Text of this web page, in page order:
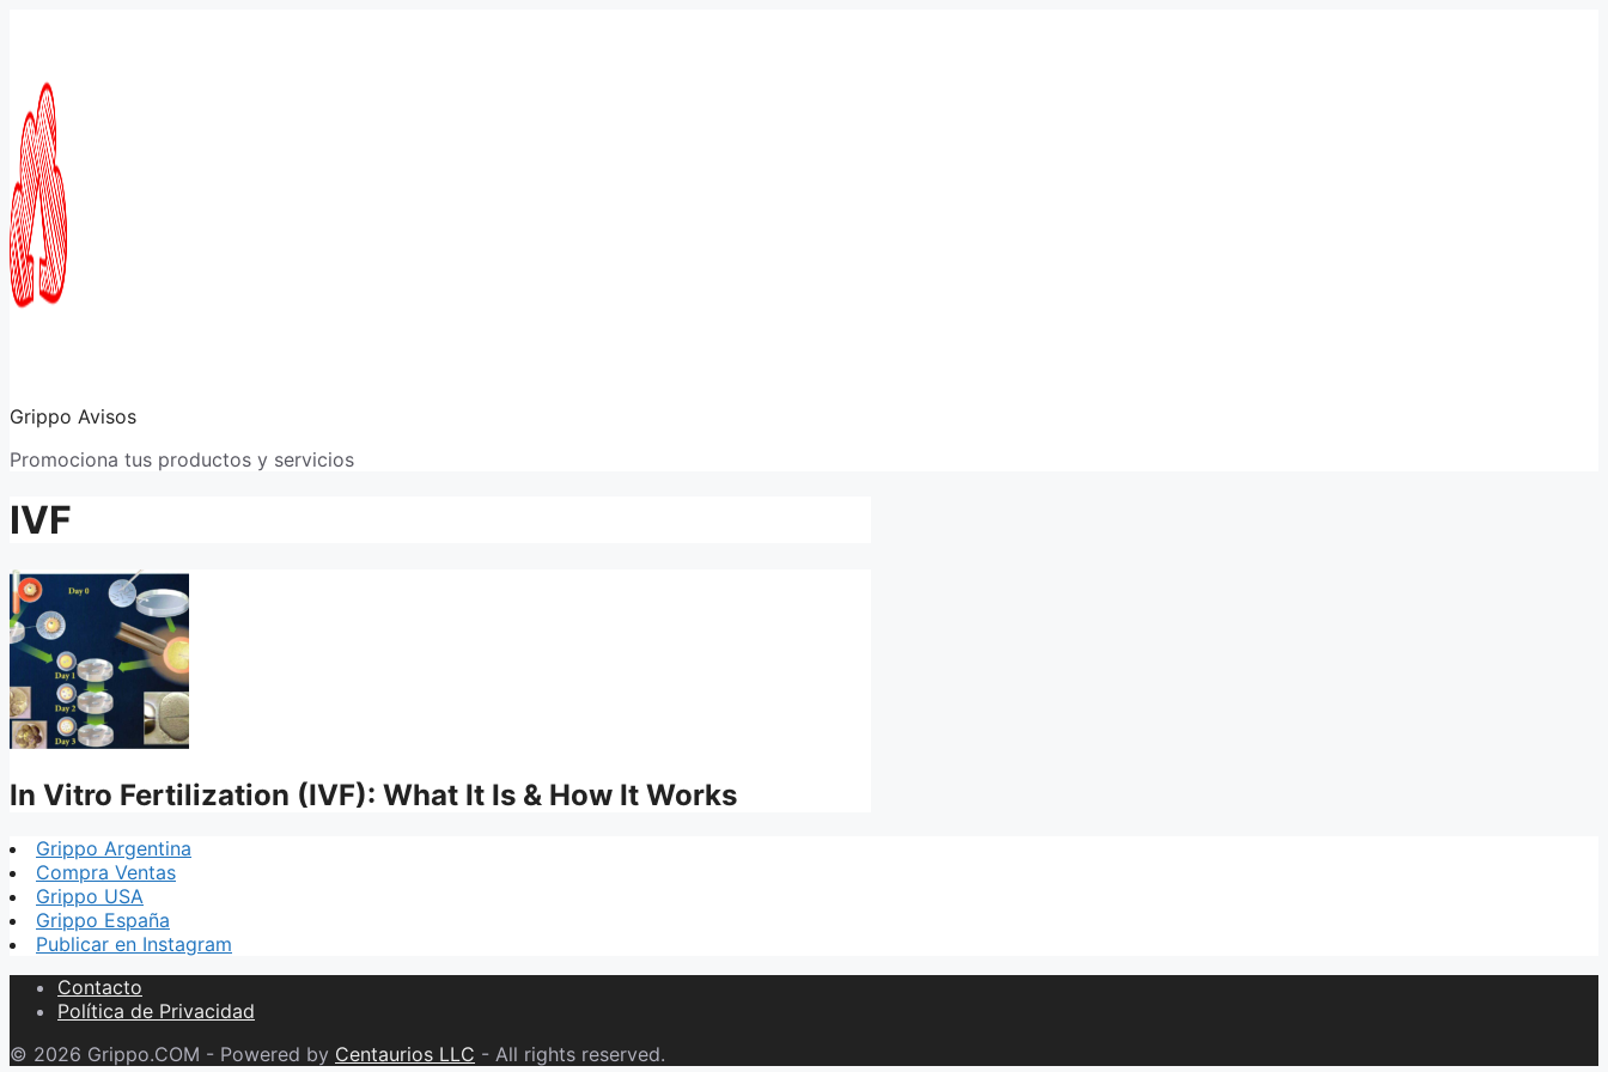
Grippo Avisos
Promociona tus productos y servicios
IVF
In Vitro Fertilization (IVF): What It Is & How It Works
Grippo Argentina
Compra Ventas
Grippo USA
Grippo España
Publicar en Instagram
Contacto
Política de Privacidad
© 2026 Grippo.COM - Powered by Centaurios LLC - All rights reserved.